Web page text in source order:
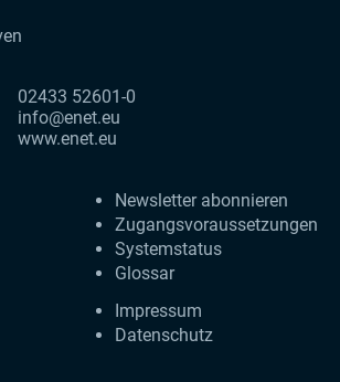
02433 52601-0
info@enet.eu
www.enet.eu
Newsletter abonnieren
Zugangs­voraus­setzungen
Systemstatus
Glossar
Impressum
Datenschutz